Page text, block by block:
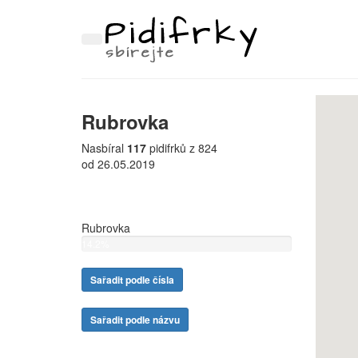
Rubrovka
Nasbíral 117 pidifrků z 824
od 26.05.2019
Rubrovka
Sařadit podle čísla
Sařadit podle názvu